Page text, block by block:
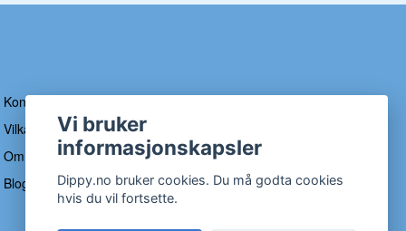
Kontakt
Vilkår og betingelser
Om Dippy
Blogg
Vi bruker
informasjonskapsler
Dippy.no bruker cookies. Du må godta cookies
hvis du vil fortsette.